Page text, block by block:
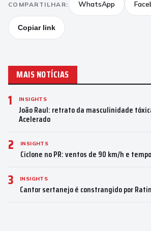
COMPARTILHAR: WhatsApp
Copiar link
MAIS NOTÍCIAS
1 INSIGHTS
João Raul: retrato da masculinidade
Acelerado
2 INSIGHTS
Ciclone no PR: ventos de 90 km/h e
3 INSIGHTS
Cantor sertanejo é constrangido por